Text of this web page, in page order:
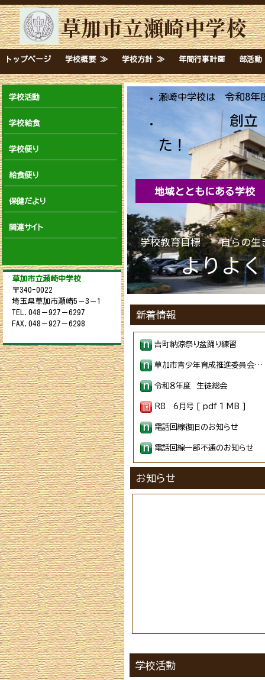
草加市立瀬崎中学校
トップページ 学校概要 ≫ 学校方針 ≫ 年間行事計画 部活動
学校活動
学校給食
学校便り
給食便り
保健だより
関連サイト
草加市立瀬崎中学校
〒340-0022
埼玉県草加市瀬崎5－3－1
TEL.048－927－6297
FAX.048－927－6298
瀬崎中学校は 令和8年
創立
た！
学校教育目標自らの
よりよ
お知らせ
新着情報
吉町納涼祭り盆踊り練習
草加市青少年育成推進委員会学校訪問
令和８年度 生徒総会
R8 6月号 [ pdf 1 MB ]
電話回線復旧のお知らせ
電話回線一部不通のお知らせ
山川市長と朝のあいさつ運動
地域行事に参加 第２０回宿場まつりで草加もみでおみこし担ぎ
R8 4月号 [ pdf 1 MB ]
学校活動
地域とともにある学